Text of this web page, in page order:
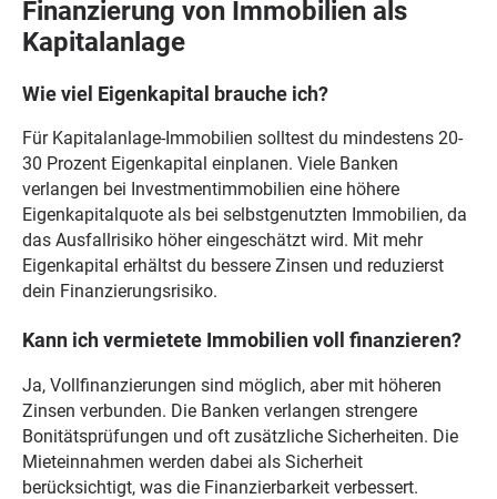
Finanzierung von Immobilien als
Kapitalanlage
Wie viel Eigenkapital brauche ich?
Für Kapitalanlage-Immobilien solltest du mindestens 20-
30 Prozent Eigenkapital einplanen. Viele Banken
verlangen bei Investmentimmobilien eine höhere
Eigenkapitalquote als bei selbstgenutzten Immobilien, da
das Ausfallrisiko höher eingeschätzt wird. Mit mehr
Eigenkapital erhältst du bessere Zinsen und reduzierst
dein Finanzierungsrisiko.
Kann ich vermietete Immobilien voll finanzieren?
Ja, Vollfinanzierungen sind möglich, aber mit höheren
Zinsen verbunden. Die Banken verlangen strengere
Bonitätsprüfungen und oft zusätzliche Sicherheiten. Die
Mieteinnahmen werden dabei als Sicherheit
berücksichtigt, was die Finanzierbarkeit verbessert.